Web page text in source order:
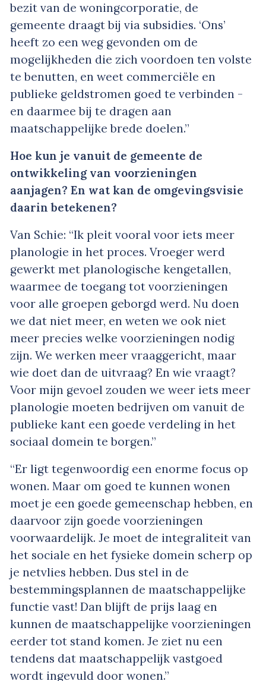
bezit van de woningcorporatie, de
gemeente draagt bij via subsidies. ‘Ons’
heeft zo een weg gevonden om de
mogelijkheden die zich voordoen ten volste
te benutten, en weet commerciële en
publieke geldstromen goed te verbinden -
en daarmee bij te dragen aan
maatschappelijke brede doelen.”
Hoe kun je vanuit de gemeente de
ontwikkeling van voorzieningen
aanjagen? En wat kan de omgevingsvisie
daarin betekenen?
Van Schie: “Ik pleit vooral voor iets meer
planologie in het proces. Vroeger werd
gewerkt met planologische kengetallen,
waarmee de toegang tot voorzieningen
voor alle groepen geborgd werd. Nu doen
we dat niet meer, en weten we ook niet
meer precies welke voorzieningen nodig
zijn. We werken meer vraaggericht, maar
wie doet dan de uitvraag? En wie vraagt?
Voor mijn gevoel zouden we weer iets meer
planologie moeten bedrijven om vanuit de
publieke kant een goede verdeling in het
sociaal domein te borgen.”
“Er ligt tegenwoordig een enorme focus op
wonen. Maar om goed te kunnen wonen
moet je een goede gemeenschap hebben, en
daarvoor zijn goede voorzieningen
voorwaardelijk. Je moet de integraliteit van
het sociale en het fysieke domein scherp op
je netvlies hebben. Dus stel in de
bestemmingsplannen de maatschappelijke
functie vast! Dan blijft de prijs laag en
kunnen de maatschappelijke voorzieningen
eerder tot stand komen. Je ziet nu een
tendens dat maatschappelijk vastgoed
wordt ingevuld door wonen.”